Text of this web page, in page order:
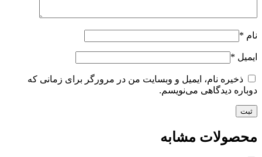
نام *
ایمیل *
ذخیره نام، ایمیل و وبسایت من در مرورگر برای زمانی که
دوباره دیدگاهی می‌نویسم.
محصولات مشابه